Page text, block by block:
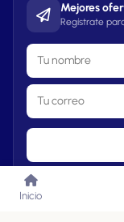
Mejores
Regístrate
Inicio